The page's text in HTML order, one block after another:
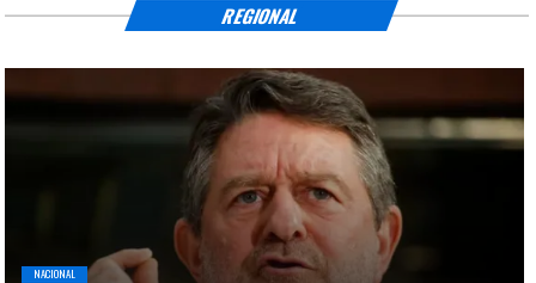
NACIONAL
REGIONAL